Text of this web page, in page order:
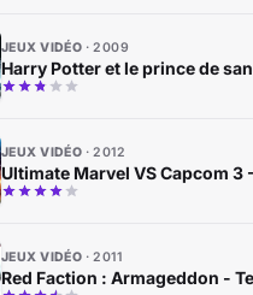
JEUX VIDÉO 2009
Harry Potter et le prince de
JEUX VIDÉO 2012
Ultimate Marvel VS Capcom 3
JEUX VIDÉO 2011
Red Faction : Armageddon -